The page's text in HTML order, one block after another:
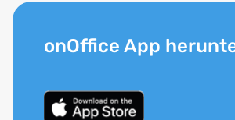
onOffice App